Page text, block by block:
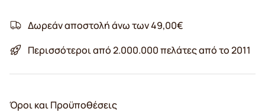
Δωρεάν αποστολή άνω των 49,00€
Περισσότεροι από 2.000.000 πελάτες από το 2011
Όροι και Προϋποθέσεις